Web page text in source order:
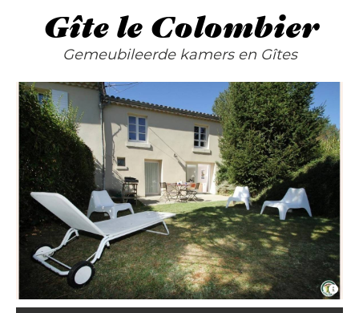
Gîte le Colombier
Gemeubileerde kamers en Gîtes